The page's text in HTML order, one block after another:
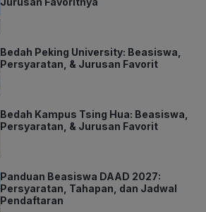
Bedah Peking University: Beasiswa,
Persyaratan, & Jurusan Favorit
Bedah Kampus Tsing Hua: Beasiswa,
Persyaratan, & Jurusan Favorit
Panduan Beasiswa DAAD 2027:
Persyaratan, Tahapan, dan Jadwal
Pendaftaran